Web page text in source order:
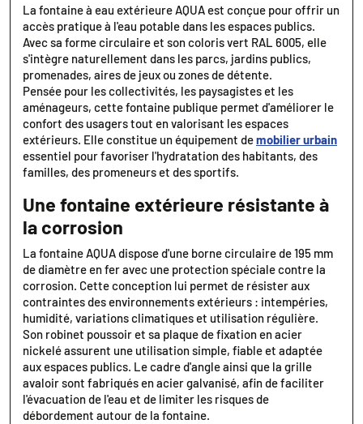
La fontaine à eau extérieure AQUA est conçue pour offrir un
accès pratique à l'eau potable dans les espaces publics.
Avec sa forme circulaire et son coloris vert RAL 6005, elle
s'intègre naturellement dans les parcs, jardins publics,
promenades, aires de jeux ou zones de détente.
Pensée pour les collectivités, les paysagistes et les
aménageurs, cette fontaine publique permet d'améliorer le
confort des usagers tout en valorisant les espaces
extérieurs. Elle constitue un équipement demobilier urbain
essentiel pour favoriser l'hydratation des habitants, des
familles, des promeneurs et des sportifs.
Une fontaine extérieure résistante à
la corrosion
La fontaine AQUA dispose d'une borne circulaire de 195 mm
de diamètre en fer avec une protection spéciale contre la
corrosion. Cette conception lui permet de résister aux
contraintes des environnements extérieurs : intempéries,
humidité, variations climatiques et utilisation régulière.
Son robinet poussoir et sa plaque de fixation en acier
nickelé assurent une utilisation simple, fiable et adaptée
aux espaces publics. Le cadre d'angle ainsi que la grille
avaloir sont fabriqués en acier galvanisé, afin de faciliter
l'évacuation de l'eau et de limiter les risques de
débordement autour de la fontaine.